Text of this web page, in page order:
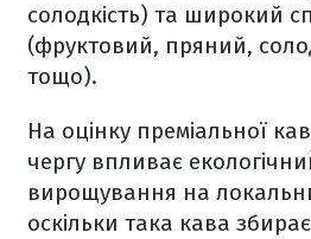
солодкість) та широкий
(фруктовий, пряний,
тощо).
На оцінку преміальної
чергу впливає
вирощування на
оскільки така кава